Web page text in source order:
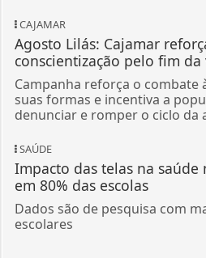
CAJAMAR
Agosto Lilás: Cajamar
conscientização pelo fim
Campanha reforça o combate
suas formas e incentiva a
denunciar e romper o ciclo da
SAÚDE
Impacto das telas na
em 80% das escolas
Dados são de pesquisa com
escolares